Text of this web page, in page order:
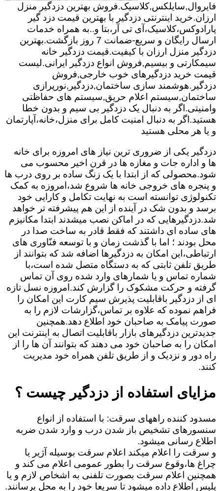
فایروال,سایلکس,کلاسیک.فروش بهترین دزدگیر منزل
ارزان.خرید اینترنتی دزدگیر با بهترین قیمت دزد گیر
پارادوکس،کلاسیک،آی تی آر،بتا و..به همراه خدمات
ارسال رایگان و سریع-ضمانت 7 روز بازگشت.بهترین
دزدگیر منزل ارزان با کیفیت.قیمت دزدگیر خانه
سیمکارتی و بیسیم,فروش انواع دزدگیر ایرانی.لیست
قیمت خرید دزدگیرهای خوب خارجی,فروش
دزدگیر.هوشمند سازی ساختمان,دزدگیر,نورپرازی
ساختمان,سیستم اعلام حریق,سیستم های حفاظتی
وامنیتی.اگر به دنبال یک دزدگیر بی سیم و بدون خطا
هستید.اگر به دنبال امنیت کامل برای منزل،خانه،آپارتمان
و یا هر محلی هستید
دزدگیر یکی از ضروری ترین نیاز های امروزه برای خانه
ها و اداره جات و مغازه ها در قرن اخیر محسوب می
شود.محصولی که از ابتدا با یک زنگ ساده بر روی درب ها
و پنجره های خروجی خانه ها شروع شد،امروزه به کمک
تکنولوژی توانسته است به نهایت تکامل و کارایی خود
برسد و بدون شک در آینده از این هم پیشرفته تر خواهد
شد.دزدگیرهایی که در اماکن نصب میشدند ابتدا مکانیزم
های ساده ای داشتند که فقط قادر به ساخت صدا در
محل بودند ؛ اما با گذشت زمان و با توسعه فنّاوری های
ارتباطی،این امکان به دزدگیرها اضافه شد که بتوانند از
طریق تلفن ثابتی که به دستگاه متصل شده است،با
شماره تماس و یا شمارهای وارد شده روی آن تماس
گرفته و حرکت مشکوک را گزارش کند.امروزه نسل تازه
ای از دزدگیر باقابلیت پذیرش سیم کارت این امکان را
فراهم نموده که علاوه بر تماس،گزارشات لازم را به
صورت پیامک به صاحبان خود اطلاع دهد.همچنین
جدیدترین دزدگیرهای بازار باقابلیت اتصال به اینترنت این
امکان را به صاحبان خود می دهند که بتوانند آن ها را از
راه دور و نزدیک و از طریق تلفن همراه خود مدیریت
کنند.
مزایای استفاده از دزدگیر چیست ؟
مسدود کننده راههای سرقت: با استفاده از انواع
سنسورهای تشخیص باز شدن درب و وارد شدن ضربه
اطلاع رسانی میشود.
و سرقت را اعلام میکند اعلام سرقت بوسیله آژیر یا
چراغ ها،وقوع سرقت را بطور عمومی اعلام می کند و
همچنین اعلام سرقت بصورت تلفنی به اشخاص لازم و یا
پلیس اطلاع داده میشود تا سریعا خود را به محل برسانند.